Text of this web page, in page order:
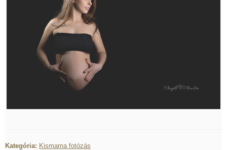
Kategória: Kismama fotózás